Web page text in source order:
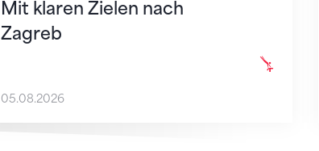
Mit klaren Zielen nach
Zagreb
05.08.2026